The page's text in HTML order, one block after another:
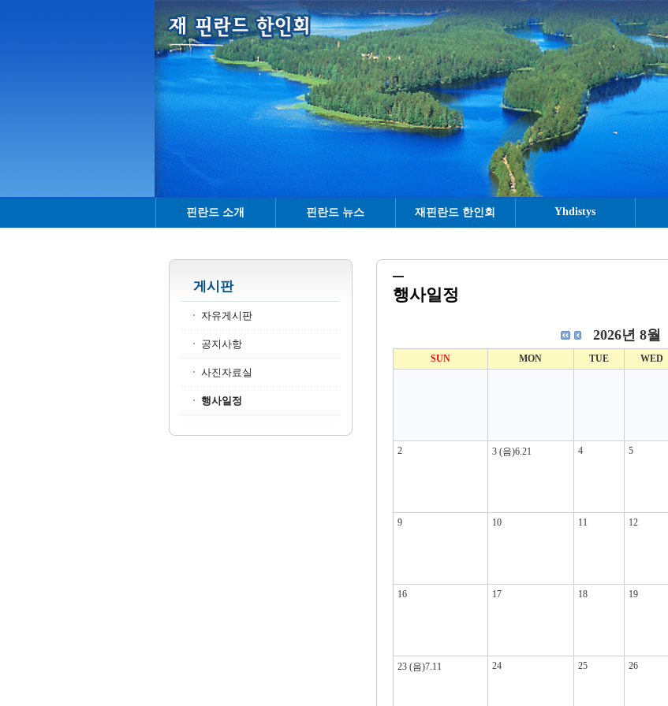
핀란드 소개 핀란드 뉴스 재핀란드 한인회 Yhdistys
게시판
자유게시판
공지사항
사진자료실
행사일정
행사일정
2026년 8월
SUN MON TUE WED
2 3(음)6.21 4 5
9 10 11 12
16 17 18 19
23(음)7.11 24 25 26